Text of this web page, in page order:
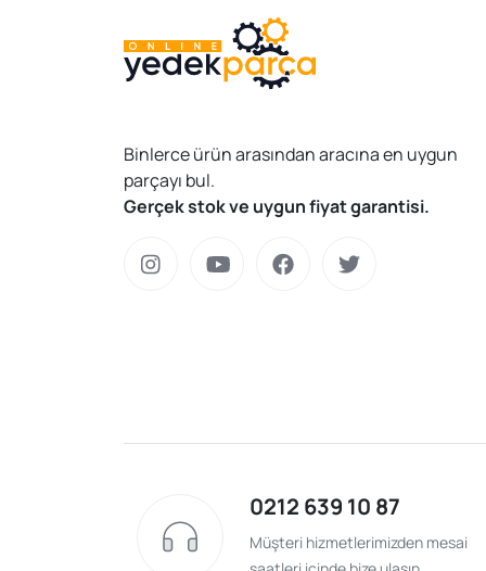
Binlerce ürün arasından aracına en uygun
parçayı bul.
Gerçek stok ve uygun fiyat garantisi.
0212 639 10 87
Müşteri hizmetlerimizden mesai